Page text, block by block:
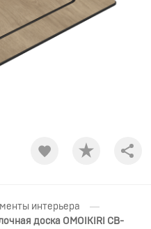
интерьера —
доска OMOIKIRI CB-